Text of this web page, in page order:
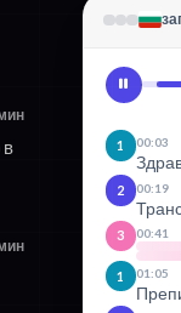
в
1 00:03
2 00:19
3 00:41
1 01:05